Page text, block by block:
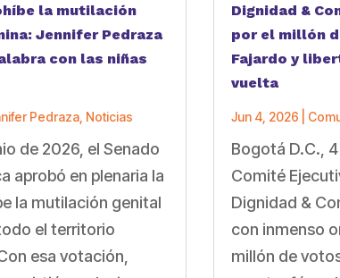
la mutilación
Jennifer Pedraza
con las niñas
Pedraza Noticias
de 2026, el Senado
aprobó en plenaria la
la mutilación genital
el territorio
esa votación,
Dignidad &
por el millón
Fajardo y
vuelta
Jun 4, 2026
Bogotá D.C.,
Comité
Dignidad &
con inmenso
millón de